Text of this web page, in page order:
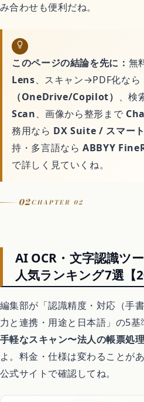
み合わせも便利だね。
このページの結論を先に： 無
Lens、スキャン→PDF化なら
（OneDrive/Copilot） 、検
Scan、画像から整形まで
務用なら DX Suite / スマー
持・多言語ならABBYY
で詳しく見ていくね。
02CHAPTER 02
AI OCR・文字認識ツ
人気ランキング7選【
編集部が「認識精度・対応（手
力と連携・用途と日本語」の5基
手軽なスキャン〜法人の帳票処
よ。料金・仕様は変わることが
公式サイトで確認してね。